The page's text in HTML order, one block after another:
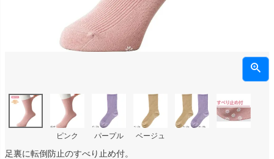
ピンク パープル ベージュ
足裏に転倒防止のすべり止め付。